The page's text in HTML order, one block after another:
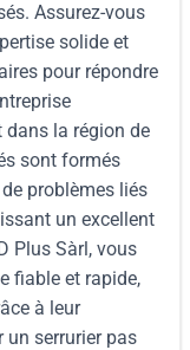
Assurez-vous
solide et
pour répondre
la région de
sont formés
problèmes liés
un excellent
Plus Sàrl, vous
fiable et rapide,
à leur
un serrurier pas